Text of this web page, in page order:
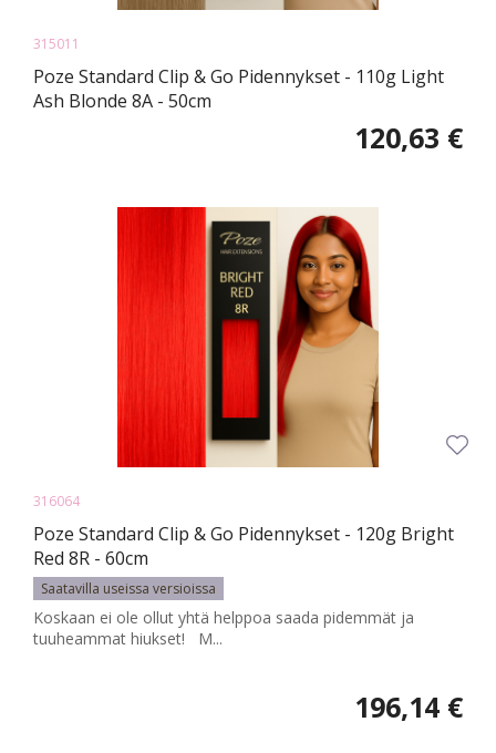
315011
Poze Standard Clip & Go Pidennykset - 110g Light
Ash Blonde 8A - 50cm
120,63 €
316064
Poze Standard Clip & Go Pidennykset - 120g Bright
Red 8R - 60cm
Saatavilla useissa versioissa
Koskaan ei ole ollut yhtä helppoa saada pidemmät ja
tuuheammat hiukset! M...
196,14 €